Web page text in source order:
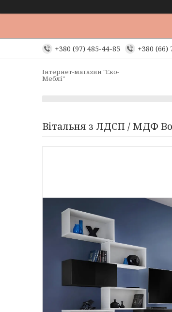
+380 (97) 485-44-85 +380 (66)
Інтернет-магазин "Еко-
Меблі"
Вітальня з ЛДСП / МДФ